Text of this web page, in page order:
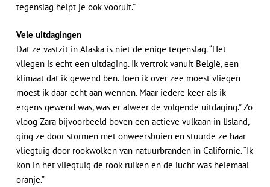
tegenslag helpt je ook vooruit.”
Vele uitdagingen
Dat ze vastzit in Alaska is niet de enige tegenslag. “Het
vliegen is echt een uitdaging. Ik vertrok vanuit België, een
klimaat dat ik gewend ben. Toen ik over zee moest vliegen
moest ik daar echt aan wennen. Maar iedere keer als ik
ergens gewend was, was er alweer de volgende uitdaging.” Zo
vloog Zara bijvoorbeeld boven een actieve vulkaan in IJsland,
ging ze door stormen met onweersbuien en stuurde ze haar
vliegtuig door rookwolken van natuurbranden in Californië. “Ik
kon in het vliegtuig de rook ruiken en de lucht was helemaal
oranje.”